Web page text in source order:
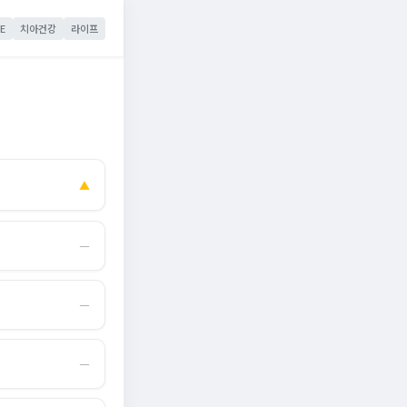
치아건강 라이프
▲
―
―
―